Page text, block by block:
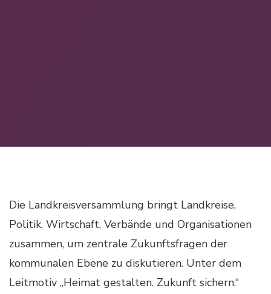
Die Landkreisversammlung bringt Landkreise,
Politik, Wirtschaft, Verbände und Organisationen
zusammen, um zentrale Zukunftsfragen der
kommunalen Ebene zu diskutieren. Unter dem
Leitmotiv „Heimat gestalten. Zukunft sichern.“